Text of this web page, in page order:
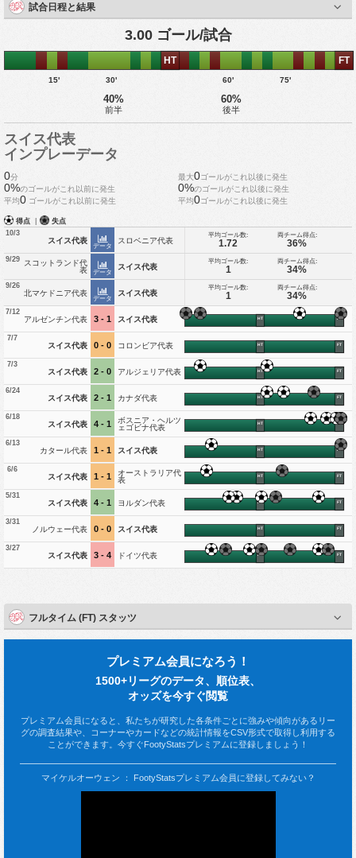
試合日程と結果
3.00 ゴール/試合
15' 30'
HT
60' 75'
FT
40%
前半
60%
後半
スイス代表
インプレーデータ
0分 最大0ゴールがこれ以後に発生
0%のゴールがこれ以前に発生 0%のゴールがこれ以後に発生
平均0 ゴールがこれ以前に発生 平均0ゴールがこれ以後に発生
得点
失点
10/3
スイス代表
データ
スロベニア代表
平均ゴール数:
1.72
両チーム得点:
36%
9/29
スコットランド代
表
データ
スイス代表
平均ゴール数:
1
両チーム得点:
34%
9/26
北マケドニア代表
データ
スイス代表
平均ゴール数:
1
両チーム得点:
34%
7/12
アルゼンチン代表 3 - 1 スイス代表 HT FT
7/7
スイス代表 0 - 0 コロンビア代表 HT FT
7/3
スイス代表 2 - 0 アルジェリア代表 HT FT
6/24
スイス代表 2 - 1 カナダ代表 HT FT
6/18
スイス代表 4 - 1
ボスニア・ヘルツ
ェゴビナ代表
HT FT
6/13
カタール代表 1 - 1 スイス代表 HT FT
6/6
スイス代表 1 - 1
オーストラリア代
表
HT FT
5/31
スイス代表 4 - 1 ヨルダン代表 HT FT
3/31
ノルウェー代表 0 - 0 スイス代表 HT FT
3/27
スイス代表 3 - 4 ドイツ代表 HT FT
フルタイム (FT) スタッツ
プレミアム会員になろう！
1500+リーグのデータ、順位表、
オッズを今すぐ閲覧
プレミアム会員になると、私たちが研究した各条件ごとに強みや傾向があるリー
グの調査結果や、コーナーやカードなどの統計情報をCSV形式で取得し利用する
ことができます。今すぐFootyStatsプレミアムに登録しましょう！
マイケルオーウェン ： FootyStatsプレミアム会員に登録してみない？